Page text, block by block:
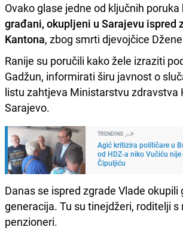
Ovako glase jedne od ključnih
građani, okupljeni u Sarajevu ispred
Kantona, zbog smrti djevojčice
Ranije su poručili kako žele izraziti
Gadžun, informirati širu javnost o
listu zahtjeva Ministarstvu zdravstva
Sarajevo.
TRENDING
Agić kritizira političare u
od HDZ-a niko Vučiću
Čipuljiću
Danas se ispred zgrade Vlade okupili
generacija. Tu su tinejdžeri, roditelji
penzioneri.